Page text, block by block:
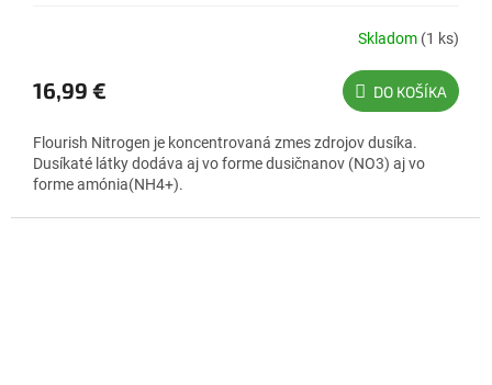
Skladom (1 ks)
16,99 € DO KOŠÍKA
Flourish Nitrogen je koncentrovaná zmes zdrojov dusíka.
Dusíkaté látky dodáva aj vo forme dusičnanov (NO3) aj vo
forme amónia(NH4+).